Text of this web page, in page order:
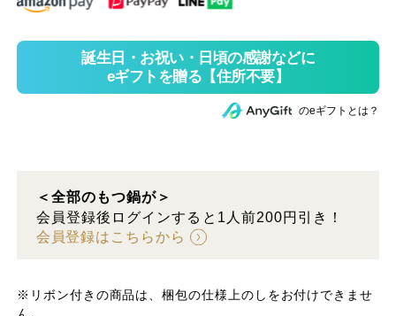
のeギフトとは？
＜全部のもつ鍋が＞
会員登録後ログインすると1人前200円引き！
会員登録はこちらから
※リボン付きの商品は、梱包の仕様上のしをお付けできませ